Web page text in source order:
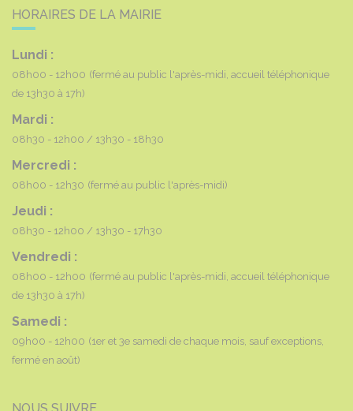
HORAIRES DE LA MAIRIE
Lundi :
08h00 - 12h00 (fermé au public l'après-midi, accueil téléphonique
de 13h30 à 17h)
Mardi :
08h30 - 12h00 13h30 - 18h30
Mercredi :
08h00 - 12h30 (fermé au public l'après-midi)
Jeudi :
08h30 - 12h00 13h30 - 17h30
Vendredi :
08h00 - 12h00 (fermé au public l'après-midi, accueil téléphonique
de 13h30 à 17h)
Samedi :
09h00 - 12h00 (1er et 3e samedi de chaque mois, sauf exceptions,
fermé en août)
NOUS SUIVRE